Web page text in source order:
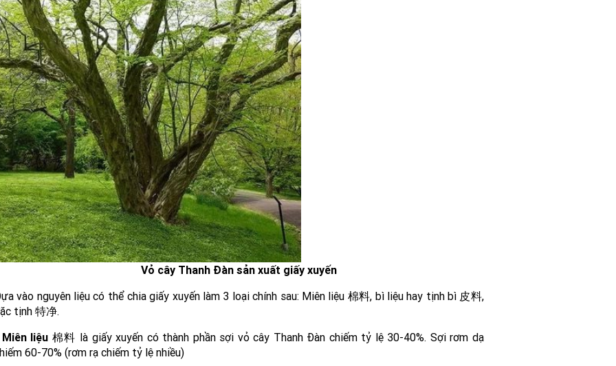
Vỏ cây Thanh Đàn sản xuất giấy xuyến
vào nguyên liệu có thể chia giấy xuyến làm 3 loại chính sau: Miên liệu 棉料, bì liệu hay tịnh bì 皮料,
tịnh 特净.
liệu 棉料 là giấy xuyến có thành phần sợi vỏ cây Thanh Đàn chiếm tỷ lệ 30-40%. Sợi rơm dạ
60-70% (rơm rạ chiếm tỷ lệ nhiều)